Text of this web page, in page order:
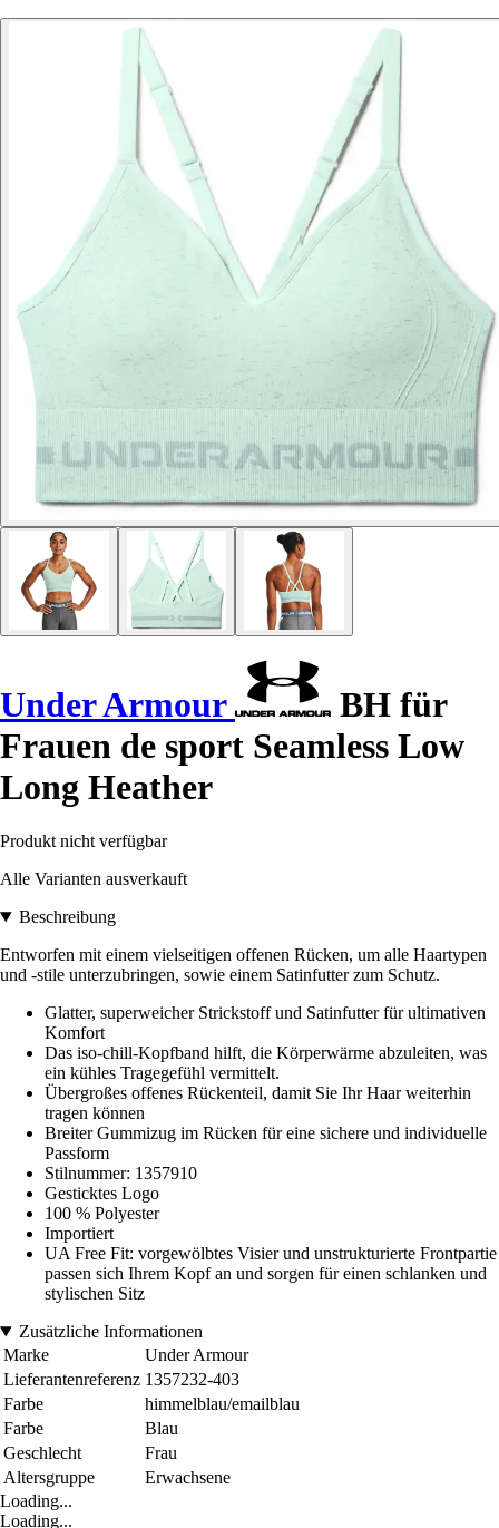
Under Armour
BH für
Frauen de sport Seamless Low
Long Heather
Produkt nicht verfügbar
Alle Varianten ausverkauft
Beschreibung
Entworfen mit einem vielseitigen offenen Rücken, um alle Haartypen
und -stile unterzubringen, sowie einem Satinfutter zum Schutz.
Glatter, superweicher Strickstoff und Satinfutter für ultimativen
Komfort
Das iso-chill-Kopfband hilft, die Körperwärme abzuleiten, was
ein kühles Tragegefühl vermittelt.
Übergroßes offenes Rückenteil, damit Sie Ihr Haar weiterhin
tragen können
Breiter Gummizug im Rücken für eine sichere und individuelle
Passform
Stilnummer: 1357910
Gesticktes Logo
100 % Polyester
Importiert
UA Free Fit: vorgewölbtes Visier und unstrukturierte Frontpartie
passen sich Ihrem Kopf an und sorgen für einen schlanken und
stylischen Sitz
Zusätzliche Informationen
Marke
Under Armour
Lieferantenreferenz 1357232-403
Farbe
himmelblau/emailblau
Farbe
Blau
Geschlecht
Frau
Altersgruppe
Erwachsene
Loading...
Loading...